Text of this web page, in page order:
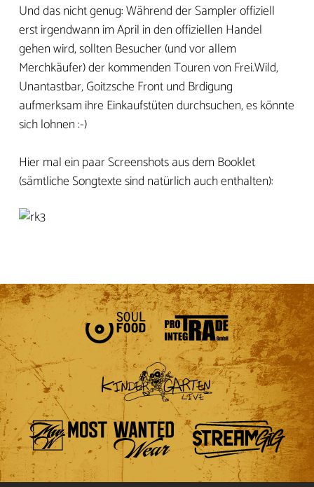
Und das nicht genug: Während der Sampler offiziell
erst irgendwann im April in den offiziellen Handel
gehen wird, sollten Besucher (und vor allem
Merchkäufer) der kommenden Touren von Frei.Wild,
Unantastbar, Goitzsche Front und Brdigung
aufmerksam ihre Einkaufstüten durchsuchen, es könnte
sich lohnen :-)
Hier mal ein paar Screenshots aus dem Booklet
(sämtliche Songtexte sind natürlich auch enthalten):